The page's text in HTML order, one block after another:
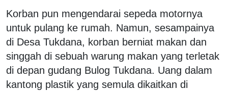
Korban pun mengendarai sepeda motornya
untuk pulang ke rumah. Namun, sesampainya
di Desa Tukdana, korban berniat makan dan
singgah di sebuah warung makan yang terletak
di depan gudang Bulog Tukdana. Uang dalam
kantong plastik yang semula dikaitkan di